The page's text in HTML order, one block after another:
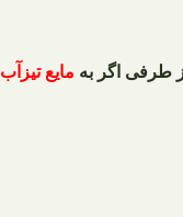
طرفی اگر به مایع تیزآب